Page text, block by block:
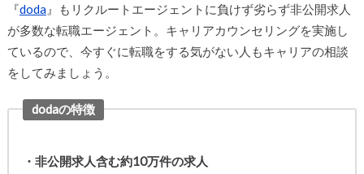
『doda』もリクルートエージェントに負けず劣らず非公開求人
が多数な転職エージェント。キャリアカウンセリングを実施し
ているので、今すぐに転職をする気がない人もキャリアの相談
をしてみましょう。
dodaの特徴
・非公開求人含む約10万件の求人